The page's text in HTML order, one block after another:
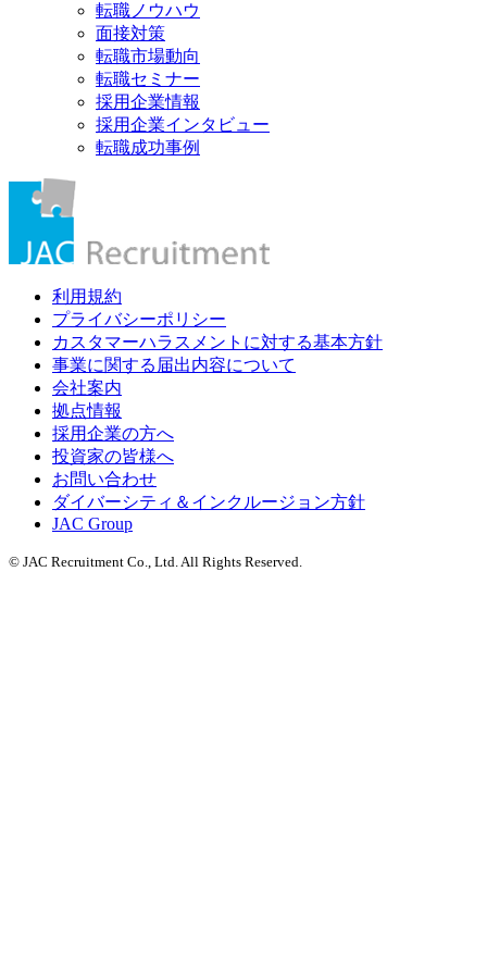
転職ノウハウ
面接対策
転職市場動向
転職セミナー
採用企業情報
採用企業インタビュー
転職成功事例
利用規約
プライバシーポリシー
カスタマーハラスメントに対する基本方針
事業に関する届出内容について
会社案内
拠点情報
採用企業の方へ
投資家の皆様へ
お問い合わせ
ダイバーシティ＆インクルージョン方針
JAC Group
© JAC Recruitment Co., Ltd. All Rights Reserved.